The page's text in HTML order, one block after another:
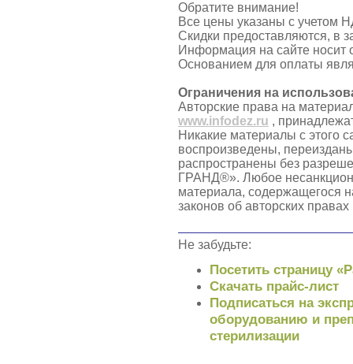
Обратите внимание!
Все цены указаны с учетом
Скидки предоставляются, в
Информация на сайте носит
Основанием для оплаты
Ограничения на
Авторские права на
www.infodez.ru ,
Никакие материалы с этого
воспроизведены,
распространены без
ГРАНД®». Любое
материала, содержащегося
законов об авторских
Не забудьте:
Посетить страницу
Скачать прайс-лист
Подписаться на
оборудованию и
стерилизации